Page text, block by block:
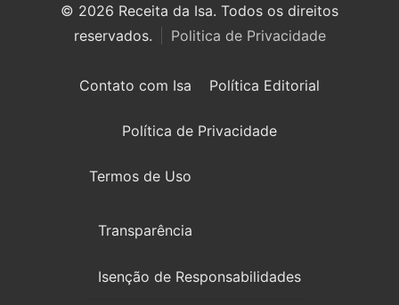
© 2026 Receita da Isa. Todos os direitos
reservados.
Politica de Privacidade
Contato com Isa Política Editorial
Política de Privacidade
Termos de Uso
Transparência
Isenção de Responsabilidades